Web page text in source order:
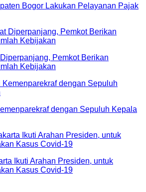
Bogor Lakukan Pelayanan Pajak
Pemkot Berikan
Kebijakan
dengan Sepuluh Kepala
Ikuti Arahan Presiden, untuk
Kasus Covid-19